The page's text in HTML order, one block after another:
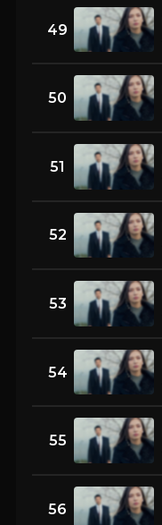
49
50
51
52
53
54
55
56